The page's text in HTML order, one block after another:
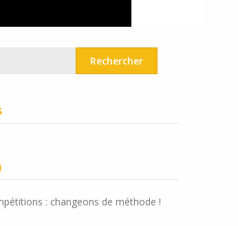
: changeons de méthode !